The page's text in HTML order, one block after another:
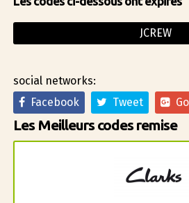
JCREW
social networks:
Facebook
Tweet
Les Meilleurs codes remise